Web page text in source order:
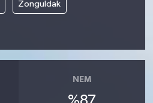
Zonguldak
NEM